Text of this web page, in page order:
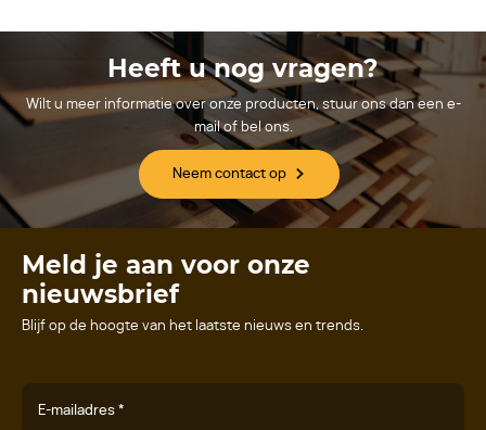
Heeft u nog vragen?
Wilt u meer informatie over onze producten, stuur ons dan een e-
mail of bel ons.
Neem contact op
Meld je aan voor onze
nieuwsbrief
Blijf op de hoogte van het laatste nieuws en trends.
E-mailadres *